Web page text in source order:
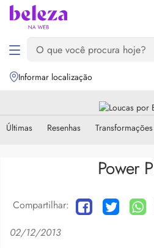
Informar localização
Últimas Resenhas Transformações
Power
Compartilhar:
02/12/2013